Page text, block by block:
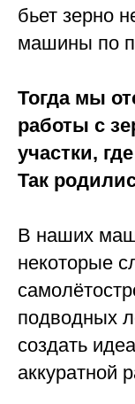
бьет зерно
машины по
Тогда мы
работы с
участки,
Так
В наших
некоторые
подводных
создать
аккуратной